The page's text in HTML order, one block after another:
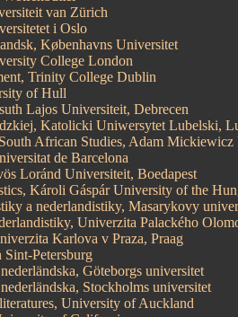
van Zürich
i Oslo
Københavns Universitet
College London
Trinity College Dublin
of Hull
Lajos Universiteit, Debrecen
Katolicki Uniwersytet Lubelski,
African Studies, Adam Mickiewicz
de Barcelona
Loránd Universiteit, Boedapest
Károli Gáspár University of the
a nederlandistiky, Masarykovy
Univerzita Palackého
Karlova v Praza, Praag
Petersburg
Göteborgs universitet
Stockholms universitet
University of Auckland